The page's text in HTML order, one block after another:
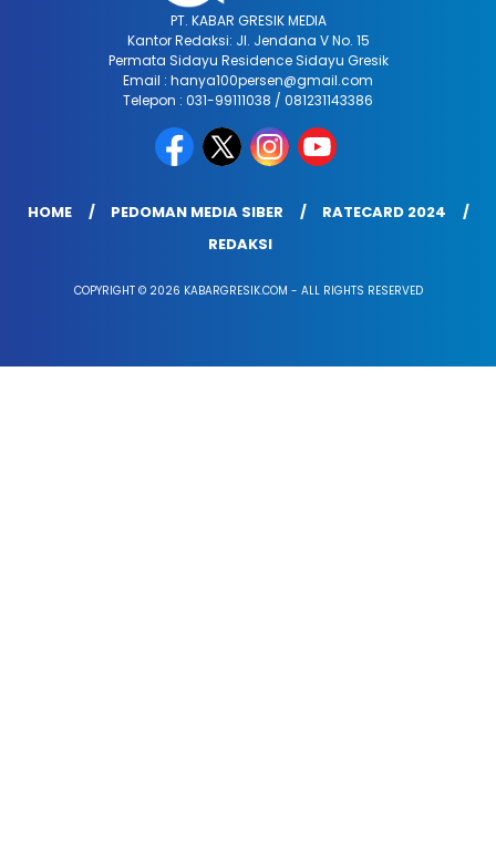
PT. KABAR GRESIK MEDIA
Kantor Redaksi: Jl. Jendana V No. 15
Permata Sidayu Residence Sidayu Gresik
Email : hanya100persen@gmail.com
Telepon : 031-99111038 / 081231143386
HOME PEDOMAN MEDIA SIBER
RATECARD 2024
REDAKSI
COPYRIGHT © 2026 KABARGRESIK.COM - ALL RIGHTS RESERVED